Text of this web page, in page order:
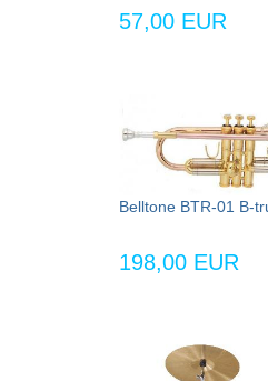
57,00 EUR
Belltone BTR-01 B-
198,00 EUR